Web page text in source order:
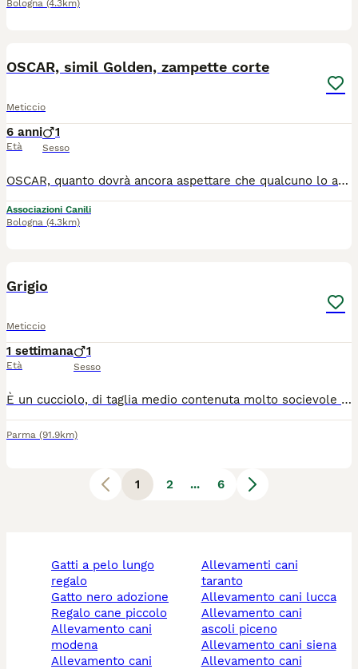
Bologna (4.3km)
OSCAR, simil Golden, zampette corte
Meticcio
6 anni
Età
1
Sesso
OSCAR, quanto dovrà ancora aspettare che qualcuno lo accolga con se? E' bello, dolce e simpatico, simile ad un Golden Retriever, ma con le zampotte corte, che insieme ai suoi circa 28 chili di peso e al suo bel carattere, lo rendono davvero adorabile, ha 7 anni circa, tenero e dolce come pochi, molto affettuoso, e socievole con le persone, un cane buono che saprà donare tanto amore a chi le aprirà le porte di casa. Ama giocare e cerca sempre il contatto umano, e le coccole. Oscar sta in rifugio e soffre molto il box. Non va d'accordo con cani maschi e con gatti. Sì invece con le femmine. E' sano, negativo malattie mediterranee, sterilizzato e vaccinato. Chiedete di Oscar, tramite messaggio Whatsapp ad Alessandra 3926279483. Dopo controlli preaffido arriva da Palermo in tutto il Centro Nord. Non facciamolo restare in rifugio.
Associazioni Canili
Bologna (4.3km)
Grigio
Meticcio
1 settimana
Età
1
Sesso
È un cucciolo, di taglia medio contenuta molto socievole con gli altri cani ed affettuoso con le persone, ma avrà bisogno di educazione e socialità e tempo a disposizione da dedicare a lui. Si trova in provincia di Salerno, ma può raggiungere anche il centro qNord. Se interessati lasciate un messaggio di presentazione con età tipologia di abitazione tempo dedicare i cani specificando se il cane sta dentro oppure fuori.
Parma (91.9km)
1 2 ... 6
gatti a pelo lungo
regalo
gatto nero adozione
regalo cane piccolo
allevamento cani
modena
allevamento cani
allevamenti cani
taranto
allevamento cani lucca
allevamento cani
ascoli piceno
allevamento cani siena
allevamento cani